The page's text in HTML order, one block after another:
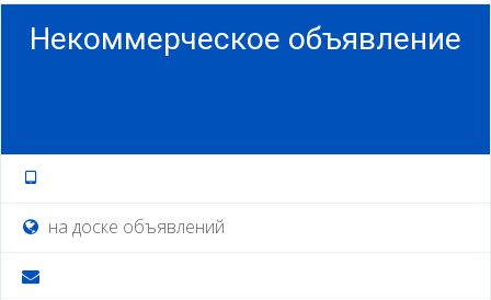
Некоммерческое объявление
на доске объявлений